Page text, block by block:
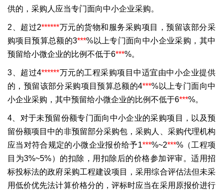
供的，采购人应当专门面向中小企业采购。
2、超过2******万元的货物和服务采购项目，预留该部分采
购项目预算总额的3***%以上专门面向中小企业采购，其中
预留给小微企业的比例不低于6***%。
3、超过4******万元的工程采购项目中适宜由中小企业提供
的，预留该部分采购项目预算总额的4***%以上专门面向中
小企业采购，其中预留给小微企业的比例不低于6***%。
4、对于未预留份额专门面向中小企业的采购项目，以及预
留份额项目中的非预留部分采购包，采购人、采购代理机构
应当对符合规定的小微企业报价给予1***%~2***%（工程项
目为3%~5%）的扣除，用扣除后的价格参加评审。适用招
标投标法的政府采购工程建设项目，采用综合评估法但未采
用低价优先法计算价格分的，评标时应当在采用原报价进行